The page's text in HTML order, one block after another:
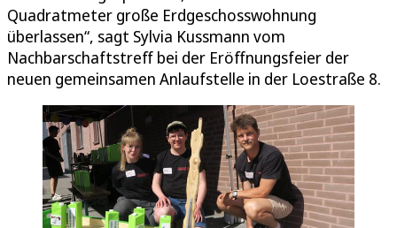
Quadratmeter große Erdgeschosswohnung
überlassen“, sagt Sylvia Kussmann vom
Nachbarschaftstreff bei der Eröffnungsfeier der
neuen gemeinsamen Anlaufstelle in der Loestraße 8.